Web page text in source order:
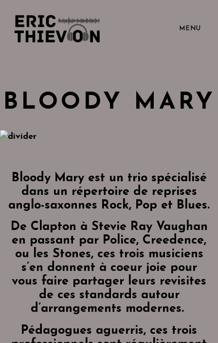
MENU
BLOODY MARY
Bloody Mary est un trio spécialisé
dans un répertoire de reprises
anglo-saxonnes Rock, Pop et Blues.
De Clapton à Stevie Ray Vaughan
en passant par Police, Creedence,
ou les Stones, ces trois musiciens
s’en donnent à coeur joie pour
vous faire partager leurs revisites
de ces standards autour
d’arrangements modernes.
Pédagogues aguerris, ces trois